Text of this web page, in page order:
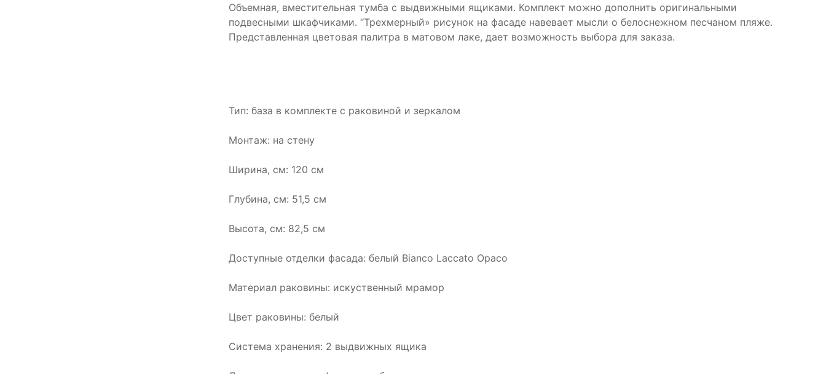
Объемная, вместительная тумба с выдвижными ящиками. Комплект можно дополнить оригинальными
подвесными шкафчиками. “Трехмерный» рисунок на фасаде навевает мысли о белоснежном песчаном пляже.
Представленная цветовая палитра в матовом лаке, дает возможность выбора для заказа.
Тип: база в комплекте с раковиной и зеркалом
Монтаж: на стену
Ширина, см: 120 см
Глубина, см: 51,5 см
Высота, см: 82,5 см
Доступные отделки фасада: белый Bianco Laccato Opaco
Материал раковины: искуственный мрамор
Цвет раковины: белый
Система хранения: 2 выдвижных ящика